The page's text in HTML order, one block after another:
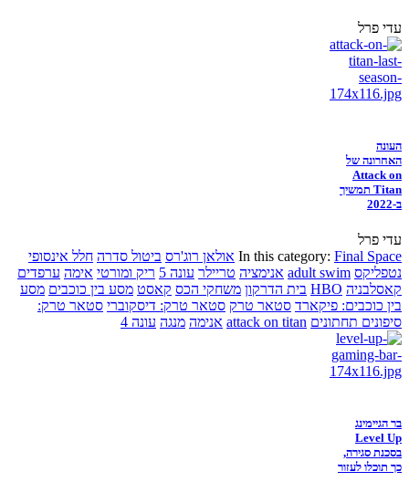
עדי פרל
העונה
האחרונה של
Attack on
Titan תמשיך
ב-2022
עדי פרל
In this category: Final Space אולאן רוג'רס ביטול סדרה חלל אינסופי
נטפליקס adult swim אנימציה טריילר עונה 5 ריק ומורטי אימה ערפדים
קאסלבניה HBO בית הדרקון משחקי הכס קאסט מסע בין כוכבים מסע
בין כוכבים: פיקארד סטאר טרק סטאר טרק: דיסקוברי סטאר טרק:
סיפונים תחתונים attack on titan אנימה מנגה עונה 4
בר הגיימינג
Level Up
בסכנת סגירה,
כך תוכלו לעזור